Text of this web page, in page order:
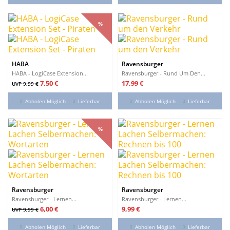
HABA
HABA - LogiCase Extension...
Verkaufspreis
UVP 9,99 €
%
Preis
7,50 €
%
Abholen Möglich Lieferbar
Ravensburger
Ravensburger - Rund Um Den...
Preis
17,99 €
Abholen Möglich Lieferbar
Ravensburger
Ravensburger - Lernen...
Verkaufspreis
UVP 9,99 €
%
Preis
6,00 €
%
Abholen Möglich Lieferbar
Ravensburger
Ravensburger - Lernen...
Preis
9,99 €
Abholen Möglich Lieferbar